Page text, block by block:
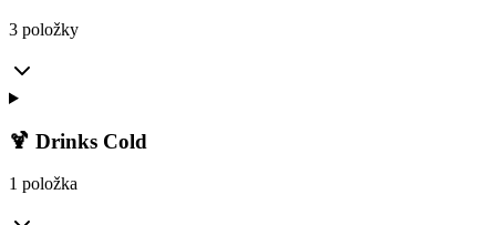
3 položky
🍹 Drinks Cold
1 položka